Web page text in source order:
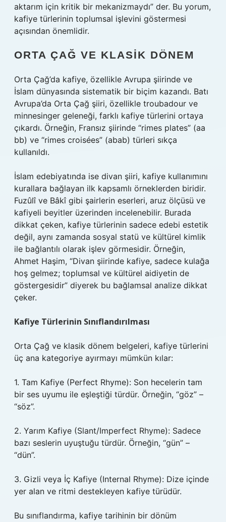
aktarım için kritik bir mekanizmaydı” der. Bu yorum,
kafiye türlerinin toplumsal işlevini göstermesi
açısından önemlidir.
ORTA ÇAĞ VE KLASIK DÖNEM
Orta Çağ’da kafiye, özellikle Avrupa şiirinde ve
İslam dünyasında sistematik bir biçim kazandı. Batı
Avrupa’da Orta Çağ şiiri, özellikle troubadour ve
minnesinger geleneği, farklı kafiye türlerini ortaya
çıkardı. Örneğin, Fransız şiirinde “rimes plates” (aa
bb) ve “rimes croisées” (abab) türleri sıkça
kullanıldı.
İslam edebiyatında ise divan şiiri, kafiye kullanımını
kurallara bağlayan ilk kapsamlı örneklerden biridir.
Fuzûlî ve Bâkî gibi şairlerin eserleri, aruz ölçüsü ve
kafiyeli beyitler üzerinden incelenebilir. Burada
dikkat çeken, kafiye türlerinin sadece edebi estetik
değil, aynı zamanda sosyal statü ve kültürel kimlik
ile bağlantılı olarak işlev görmesidir. Örneğin,
Ahmet Haşim, “Divan şiirinde kafiye, sadece kulağa
hoş gelmez; toplumsal ve kültürel aidiyetin de
göstergesidir” diyerek bu bağlamsal analize dikkat
çeker.
Kafiye Türlerinin Sınıflandırılması
Orta Çağ ve klasik dönem belgeleri, kafiye türlerini
üç ana kategoriye ayırmayı mümkün kılar:
1. Tam Kafiye (Perfect Rhyme): Son hecelerin tam
bir ses uyumu ile eşleştiği türdür. Örneğin, “göz” –
“söz”.
2. Yarım Kafiye (Slant/Imperfect Rhyme): Sadece
bazı seslerin uyuştuğu türdür. Örneğin, “gün” –
“dün”.
3. Gizli veya İç Kafiye (Internal Rhyme): Dize içinde
yer alan ve ritmi destekleyen kafiye türüdür.
Bu sınıflandırma, kafiye tarihinin bir dönüm